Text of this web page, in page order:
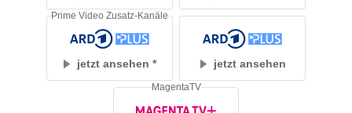
jetzt ansehen
Prime Video Zusatz-Kanäle
jetzt ansehen
MagentaTV